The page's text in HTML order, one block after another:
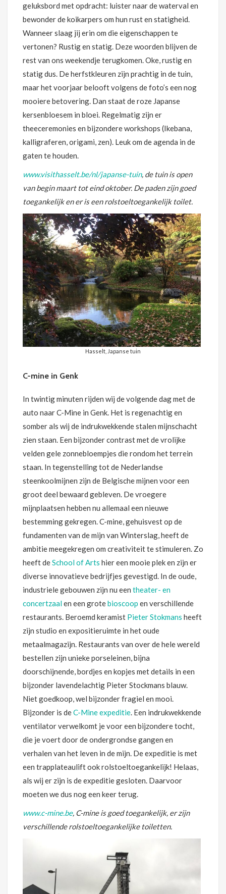
geluksbord met opdracht: luister naar de waterval en
bewonder de koikarpers om hun rust en statigheid.
Wanneer slaag jij erin om die eigenschappen te
vertonen? Rustig en statig. Deze woorden blijven de
rest van ons weekendje terugkomen. Oke, rustig en
statig dus. De herfstkleuren zijn prachtig in de tuin,
maar het voorjaar belooft volgens de foto’s een nog
mooiere betovering. Dan staat de roze Japanse
kersenbloesem in bloei. Regelmatig zijn er
theeceremonies en bijzondere workshops (Ikebana,
kalligraferen, origami, zen). Leuk om de agenda in de
gaten te houden.
www.visithasselt.be/nl/japanse-tuin, de tuin is open
van begin maart tot eind oktober. De paden zijn goed
toegankelijk en er is een rolstoeltoegankelijk toilet.
Hasselt, Japanse tuin
C-mine in Genk
In twintig minuten rijden wij de volgende dag met de
auto naar C-Mine in Genk. Het is regenachtig en
somber als wij de indrukwekkende stalen mijnschacht
zien staan. Een bijzonder contrast met de vrolijke
velden gele zonnebloempjes die rondom het terrein
staan. In tegenstelling tot de Nederlandse
steenkoolmijnen zijn de Belgische mijnen voor een
groot deel bewaard gebleven. De vroegere
mijnplaatsen hebben nu allemaal een nieuwe
bestemming gekregen. C-mine, gehuisvest op de
fundamenten van de mijn van Winterslag, heeft de
ambitie meegekregen om creativiteit te stimuleren. Zo
heeft deSchool of Arts hier een mooie plek en zijn er
diverse innovatieve bedrijfjes gevestigd. In de oude,
industriele gebouwen zijn nu een theater- en
concertzaalen een grotebioscoop en verschillende
restaurants. Beroemd keramist Pieter Stokmans heeft
zijn studio en expositieruimte in het oude
metaalmagazijn. Restaurants van over de hele wereld
bestellen zijn unieke porseleinen, bijna
doorschijnende, bordjes en kopjes met details in een
bijzonder lavendelachtig Pieter Stockmans blauw.
Niet goedkoop, wel bijzonder fragiel en mooi.
Bijzonder is deC-Mine expeditie. Een indrukwekkende
ventilator verwelkomt je voor een bijzondere tocht,
die je voert door de ondergrondse gangen en
verhalen van het leven in de mijn. De expeditie is met
een trapplateaulift ook rolstoeltoegankelijk! Helaas,
als wij er zijn is de expeditie gesloten. Daarvoor
moeten we dus nog een keer terug.
www.c-mine.be, C-mine is goed toegankelijk, er zijn
verschillende rolstoeltoegankelijke toiletten.